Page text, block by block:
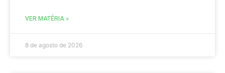
VER MATÉRIA »
8 de agosto de 2026